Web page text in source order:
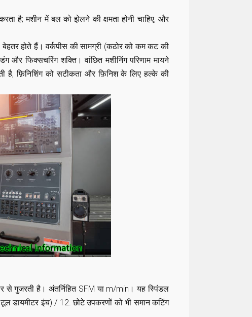
है; मशीन में बल को झेलने की क्षमता होनी चाहिए, और
होते हैं। वर्कपीस की सामग्री (कठोर को कम कट की
और फिक्सचरिंग शक्ति। वांछित मशीनिंग परिणाम मायने
है, फ़िनिशिंग को सटीकता और फ़िनिश के लिए हल्के की
से गुजरती है। अंतर्निहित SFM या m/min। यह स्पिंडल
डायमीटर इंच) / 12. छोटे उपकरणों को भी समान कटिंग